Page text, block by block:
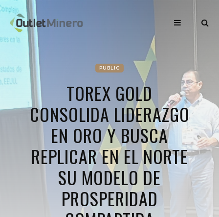
PUBLIC
TOREX GOLD
CONSOLIDA LIDERAZGO
EN ORO Y BUSCA
REPLICAR EN EL NORTE
SU MODELO DE
PROSPERIDAD